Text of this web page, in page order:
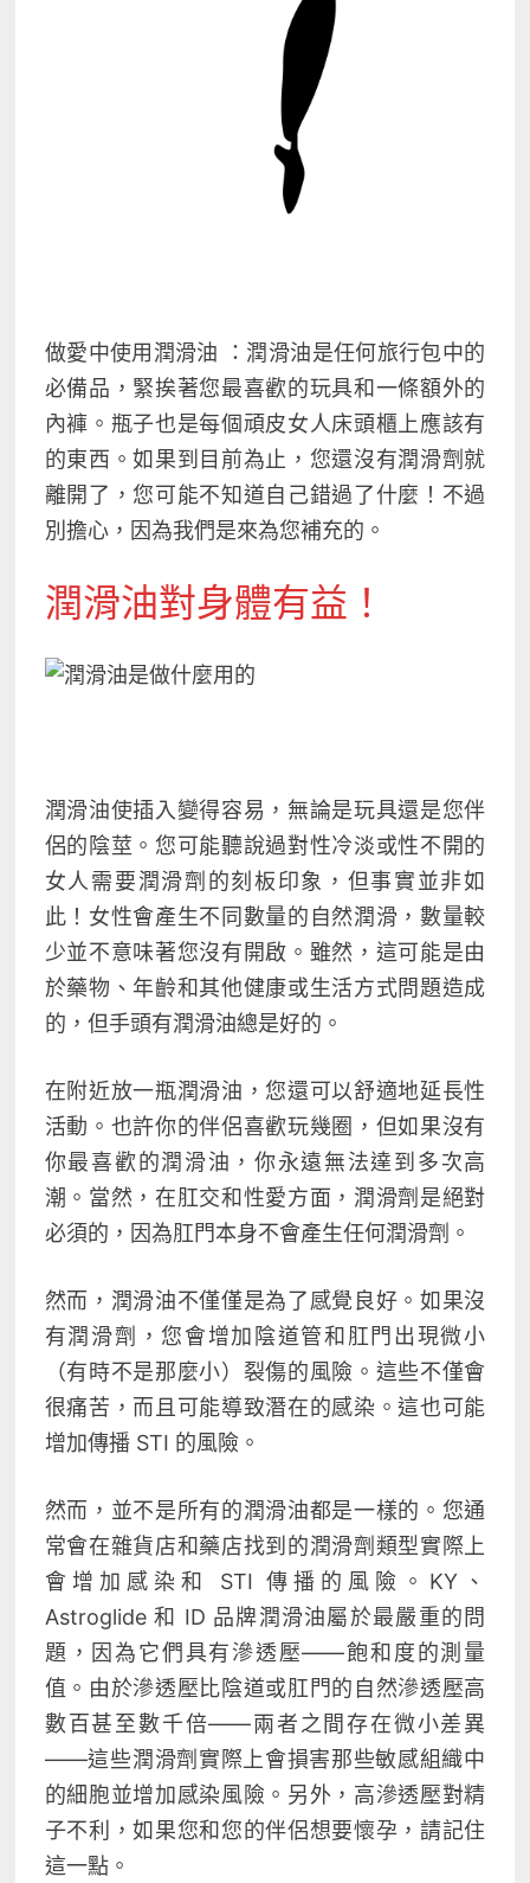
做愛中使用潤滑油 ：潤滑油是任何旅行包中的
必備品，緊挨著您最喜歡的玩具和一條額外的
內褲。瓶子也是每個頑皮女人床頭櫃上應該有
的東西。如果到目前為止，您還沒有潤滑劑就
離開了，您可能不知道自己錯過了什麼！不過
別擔心，因為我們是來為您補充的。
潤滑油對身體有益！
潤滑油使插入變得容易，無論是玩具還是您伴
侶的陰莖。您可能聽說過對性冷淡或性不開的
女人需要潤滑劑的刻板印象，但事實並非如
此！女性會產生不同數量的自然潤滑，數量較
少並不意味著您沒有開啟。雖然，這可能是由
於藥物、年齡和其他健康或生活方式問題造成
的，但手頭有潤滑油總是好的。
在附近放一瓶潤滑油，您還可以舒適地延長性
活動。也許你的伴侶喜歡玩幾圈，但如果沒有
你最喜歡的潤滑油，你永遠無法達到 多次高
潮。 當然，在肛交和性愛方面，潤滑劑是絕對
必須的，因為肛門本身不會產生任何潤滑劑。
然而，潤滑油不僅僅是為了感覺良好。如果沒
有潤滑劑，您會增加陰道管和肛門出現微小
（有時不是那麼小）裂傷的風險。這些不僅會
很痛苦，而且可能導致潛在的感染。這也可能
增加傳播 STI 的風險。
然而，並不是所有的潤滑油都是一樣的。您通
常會在雜貨店和藥店找到的潤滑劑類型實際上
會增加感染和 STI 傳播的風險。KY、
Astroglide 和 ID 品牌潤滑油屬於最嚴重的問
題，因為它們具有滲透壓——飽和度的測量
值。由於滲透壓比陰道或肛門的自然滲透壓高
數百甚至數千倍——兩者之間存在微小差異
——這些潤滑劑實際上會損害那些敏感組織中
的細胞並增加感染風險。另外，高滲透壓對精
子不利，如果您和您的伴侶想要懷孕，請記住
這一點。